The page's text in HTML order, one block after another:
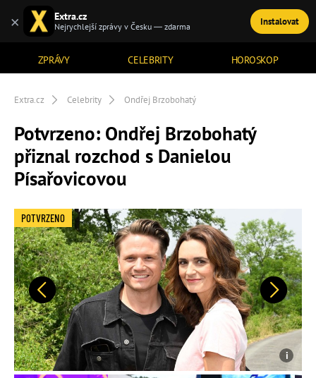
ZPRÁVY CELEBRITY HOROSKOP
TÉMATA
Extra.cz Celebrity Ondřej Brzobohatý
Potvrzeno: Ondřej Brzobohatý
přiznal rozchod s Danielou
Písařovicovou
Předchozí Další
POTVRZENO
× Extra.cz
Nejrychlejší zprávy v Česku — zdarma Instalovat